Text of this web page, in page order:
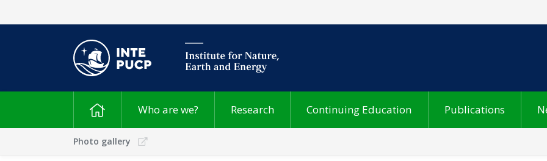
Who are we? Research Continuing Education Publications
Photo gallery